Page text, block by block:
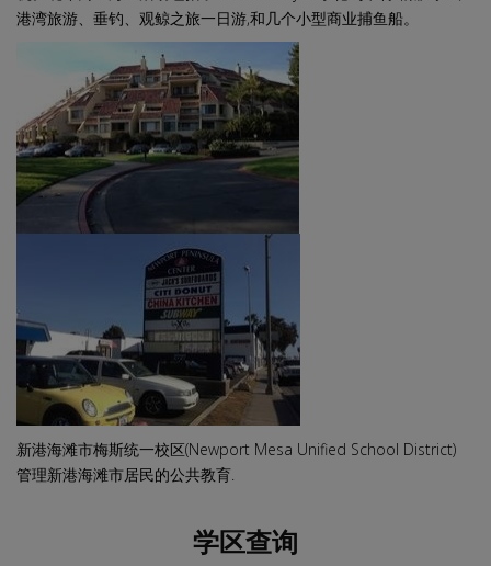
港湾旅游、垂钓、观鲸之旅一日游,和几个小型商业捕鱼船。
新港海滩市梅斯统一校区(Newport Mesa Unified School District)
管理新港海滩市居民的公共教育.
学区查询